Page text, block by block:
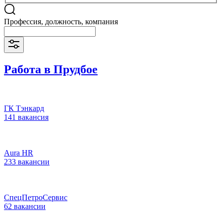
Профессия, должность, компания
Работа в Прудбое
ГК Тэнкард
141 вакансия
Aura HR
233 вакансии
СпецПетроСервис
62 вакансии